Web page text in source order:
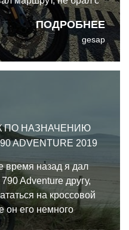
ПОДРОБНЕЕ
и спальник,
от канистры - словом,
голый стоковый
заправил и поехал
глядят. И не прогадал
gesap
ПО НАЗНАЧЕНИЮ
ADVENTURE 2019
время назад я дал
Adventure другу,
на кроссовой
он его немного
попортив в основном